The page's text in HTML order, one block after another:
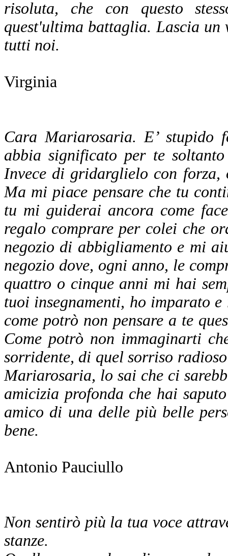
risoluta, che con questo
quest'ultima battaglia. Lascia un
tutti noi.
Virginia
Cara Mariarosaria. E’ stupido
abbia significato per te
Invece di gridarglielo con
Ma mi piace pensare che tu
tu mi guiderai ancora come
regalo comprare per colei che
negozio di abbigliamento e mi
negozio dove, ogni anno, le
quattro o cinque anni mi hai
tuoi insegnamenti, ho imparato
come potrò non pensare a te
Come potrò non immaginarti
sorridente, di quel sorriso
Mariarosaria, lo sai che ci
amicizia profonda che hai
amico di una delle più belle
bene.
Antonio Pauciullo
Non sentirò più la tua voce
stanze.